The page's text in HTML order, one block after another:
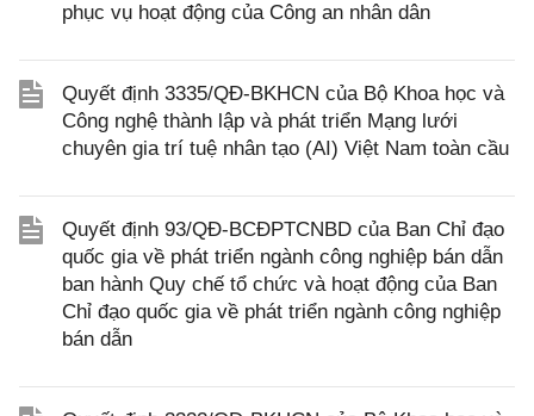
phục vụ hoạt động của Công an nhân dân
Quyết định 3335/QĐ-BKHCN của Bộ Khoa học và
Công nghệ thành lập và phát triển Mạng lưới
chuyên gia trí tuệ nhân tạo (AI) Việt Nam toàn cầu
Quyết định 93/QĐ-BCĐPTCNBD của Ban Chỉ đạo
quốc gia về phát triển ngành công nghiệp bán dẫn
ban hành Quy chế tổ chức và hoạt động của Ban
Chỉ đạo quốc gia về phát triển ngành công nghiệp
bán dẫn